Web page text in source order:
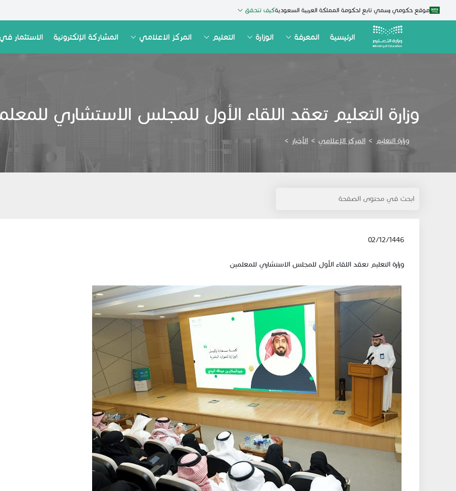
موقع حكومي رسمي تابع لحكومة المملكة العربية السعوديةكيف تتحقق
الرئيسية المعرفة الوزارة التعليم المركز الاعلامي المشاركة الإلكترونية الاستثمار
​وزارة التعليم تعقد اللقاء الأول للمجلس الاستشاري
وزارة التعليم > المركز الإعلامي > الأخبار >
02/12/1446
وزارة التعليم تعقد اللقاء الأول للمجلس الاستشاري للمعلمين